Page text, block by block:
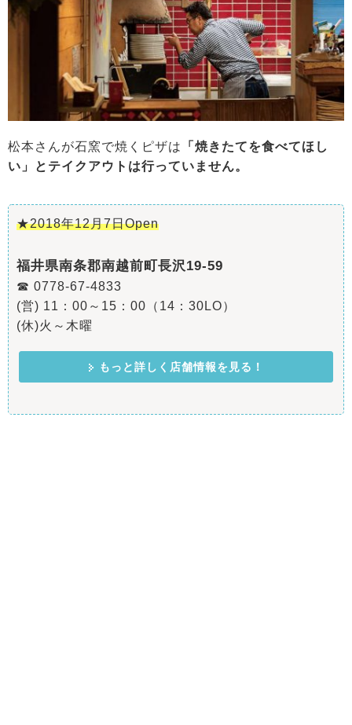
松本さんが石窯で焼くピザは
「焼きたてを食べてほし
い」とテイクアウトは行っていません。
★2018年12月7日Open
福井県南条郡南越前町長沢19-59
☎ 0778-67-4833
(営) 11：00～15：00（14：30LO）
(休)火～木曜
もっと詳しく店舗情報を見る！